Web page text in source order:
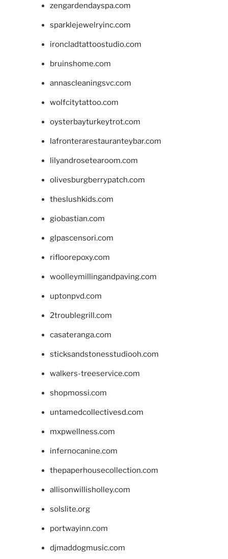
zengardendayspa.com
sparklejewelryinc.com
ironcladtattoostudio.com
bruinshome.com
annascleaningsvc.com
wolfcitytattoo.com
oysterbayturkeytrot.com
lafronterarestauranteybar.com
lilyandrosetearoom.com
olivesburgberrypatch.com
theslushkids.com
giobastian.com
glpascensori.com
rifloorepoxy.com
woolleymillingandpaving.com
uptonpvd.com
2troublegrill.com
casateranga.com
sticksandstonesstudiooh.com
walkers-treeservice.com
shopmossi.com
untamedcollectivesd.com
mxpwellness.com
infernocanine.com
thepaperhousecollection.com
allisonwillisholley.com
solslite.org
portwayinn.com
djmaddogmusic.com